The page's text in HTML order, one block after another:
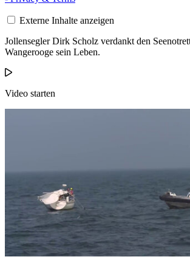
Externe Inhalte anzeigen
Jollensegler Dirk Scholz verdankt den
Wangerooge sein Leben.
Video starten